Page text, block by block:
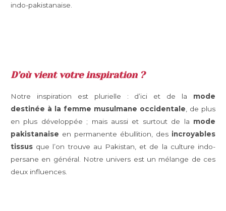
indo-pakistanaise.
D’où vient votre inspiration ?
Notre inspiration est plurielle : d’ici et de la mode
destinée à la femme musulmane occidentale, de plus
en plus développée ; mais aussi et surtout de la mode
pakistanaise en permanente ébullition, des incroyables
tissus que l’on trouve au Pakistan, et de la culture indo-
persane en général. Notre univers est un mélange de ces
deux influences.